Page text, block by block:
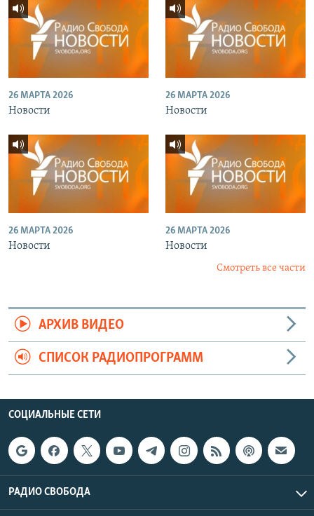
26 МАРТА 2026
Новости
26 МАРТА 2026
Новости
26 МАРТА 2026
Новости
26 МАРТА 2026
Новости
Смотреть все части
АРХИВ ВИДЕО
СПИСОК РАДИОПРОГРАММ
СОЦИАЛЬНЫЕ СЕТИ
РАДИО СВОБОДА